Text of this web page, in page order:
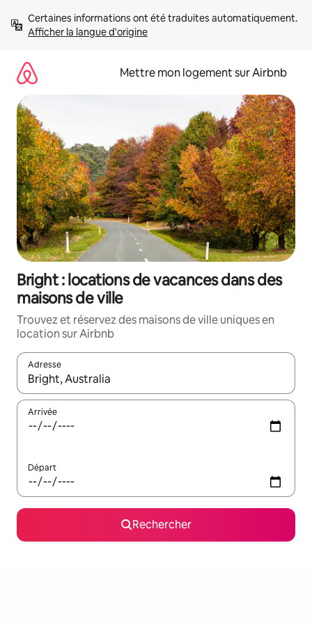
directement
Afficher la langue d'origine
Mettre mon logement sur Airbnb
Bright : locations de vacances dans des
maisons de ville
Trouvez et réservez des maisons de ville uniques en
location sur Airbnb
Adresse
Lorsque les résultats s'affichent, utilisez les flèches vers le
Arrivée
Départ
Rechercher